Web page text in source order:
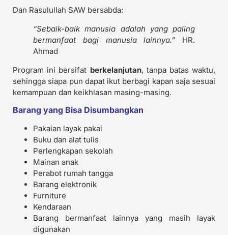
Dan Rasulullah SAW bersabda:
“Sebaik-baik manusia adalah yang paling
bermanfaat bagi manusia lainnya.” HR.
Ahmad
Program ini bersifat berkelanjutan, tanpa batas waktu,
sehingga siapa pun dapat ikut berbagi kapan saja sesuai
kemampuan dan keikhlasan masing-masing.
Barang yang Bisa Disumbangkan
Pakaian layak pakai
Buku dan alat tulis
Perlengkapan sekolah
Mainan anak
Perabot rumah tangga
Barang elektronik
Furniture
Kendaraan
Barang bermanfaat lainnya yang masih layak
digunakan